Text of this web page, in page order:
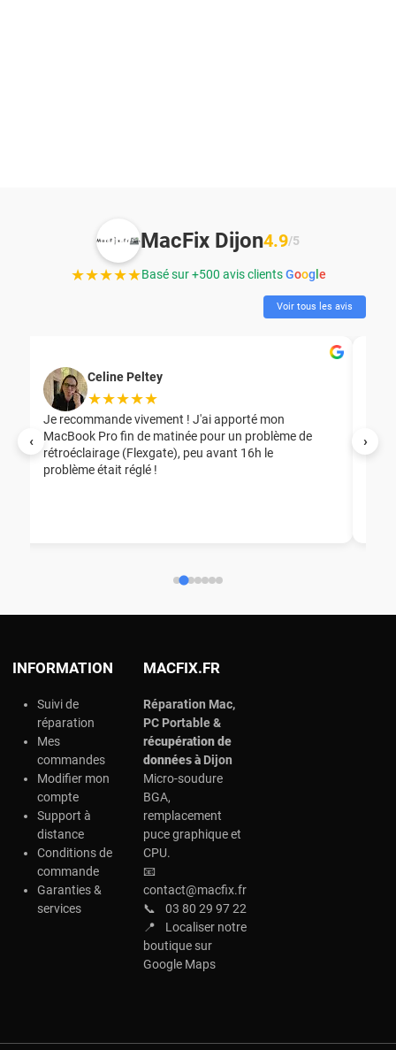
‹ ›
MacFix Dijon4.9/5
★★★★★Basé sur +500 avis clientsGoog e
Voir tous les avis
Celine Peltey
★★★★★
Je recommande vivement ! J'ai apporté mon
MacBook Pro fin de matinée pour un problème de
rétroéclairage (Flexgate), peu avant 16h le
problème était réglé !
INFORMATION
Suivi de
réparation
Mes
commandes
Modifier mon
compte
Support à
distance
Conditions de
commande
Garanties &
services
MACFIX.FR
Réparation Mac,
PC Portable &
récupération de
données àDijon
Micro-soudure
BGA,
remplacement
puce graphique et
CPU.
📧
contact@macfix.fr
📞
03 80 29 97 22
📍
Localiser notre
boutique sur
Google Maps